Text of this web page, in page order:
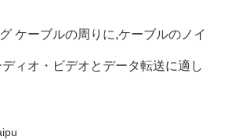
ケーブルの周りに,ケーブルのノイ
ィオ・ビデオとデータ転送に適し